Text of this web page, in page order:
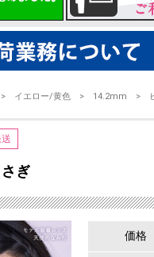
イエロー/黄色 14.2mm
ぎ
価格